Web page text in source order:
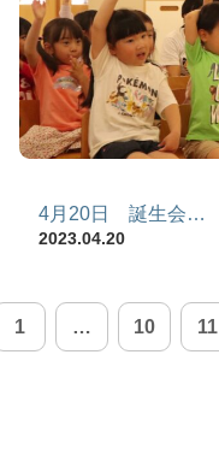
4月20日 誕生会…
2023.04.20
1 … 10 11